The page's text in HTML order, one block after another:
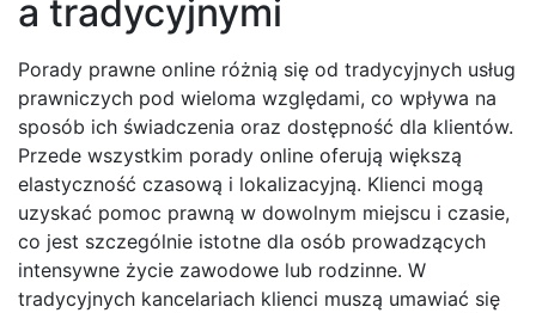
a tradycyjnymi
Porady prawne online różnią się od tradycyjnych usług
prawniczych pod wieloma względami, co wpływa na
sposób ich świadczenia oraz dostępność dla klientów.
Przede wszystkim porady online oferują większą
elastyczność czasową i lokalizacyjną. Klienci mogą
uzyskać pomoc prawną w dowolnym miejscu i czasie,
co jest szczególnie istotne dla osób prowadzących
intensywne życie zawodowe lub rodzinne. W
tradycyjnych kancelariach klienci muszą umawiać się